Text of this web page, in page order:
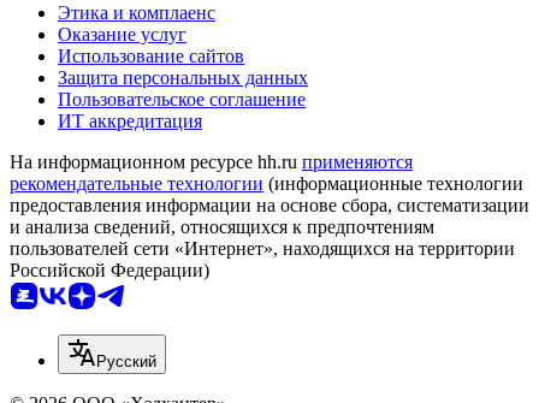
Этика и комплаенс
Оказание услуг
Использование сайтов
Защита персональных данных
Пользовательское соглашение
ИТ аккредитация
На информационном ресурсе hh.ru применяются
рекомендательные технологии (информационные технологии
предоставления информации на основе сбора, систематизации
и анализа сведений, относящихся к предпочтениям
пользователей сети «Интернет», находящихся на территории
Российской Федерации)
Русский